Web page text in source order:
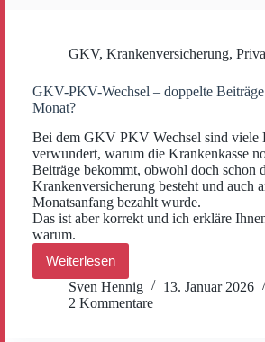
GKV, Krankenversicherung,
GKV-PKV-Wechsel – doppelte Beiträge
Monat?
Bei dem GKV PKV Wechsel sind viele
verwundert, warum die Krankenkasse
Beiträge bekommt, obwohl doch schon
Krankenversicherung besteht und auch
Monatsanfang bezahlt wurde.
Das ist aber korrekt und ich erkläre
warum.
Weiterlesen
GKV-
PKV-
Wechsel –
doppelte
Sven Hennig
13. Januar 2026
2 Kommentare